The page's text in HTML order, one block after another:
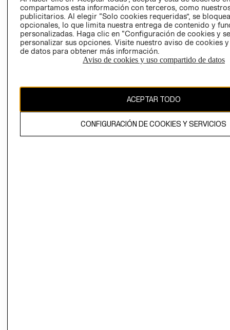
El contenido de esta página web está protegido por copyright y es
compartamos esta información con terceros, como
publicitarios. Al elegir “Solo cookies requeridas”, se
opcionales, lo que limita nuestra entrega de contenido y
personalizadas. Haga clic en “Configuración de cookies y
personalizar sus opciones. Visite nuestro aviso de cookies
de datos para obtener más información.
Aviso de cookies y uso compartido de datos
ACEPTAR TODO
CONFIGURACIÓN DE COOKIES Y SERVICIOS